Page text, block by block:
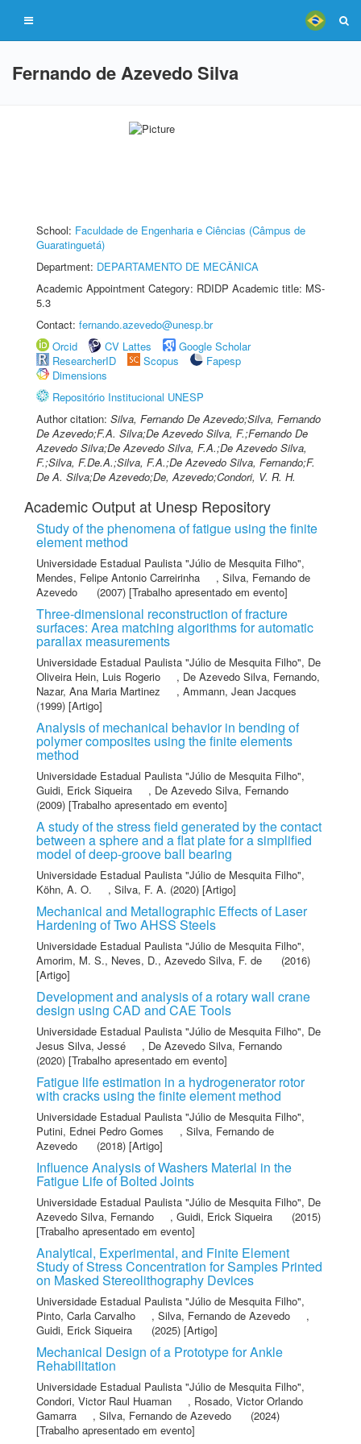
Fernando de Azevedo Silva
School: Faculdade de Engenharia e Ciências (Câmpus de
Guaratinguetá)
Department: DEPARTAMENTO DE MECÂNICA
Academic Appointment Category: RDIDP Academic title: MS-
5.3
Contact: fernando.azevedo@unesp.br
Orcid
CV Lattes
Google Scholar
ResearcherID
Scopus
Fapesp
Dimensions
Repositório Institucional UNESP
Author citation: Silva, Fernando De Azevedo;Silva, Fernando
De Azevedo;F.A. Silva;De Azevedo Silva, F.;Fernando De
Azevedo Silva;De Azevedo Silva, F.A.;De Azevedo Silva,
F.;Silva, F.De.A.;Silva, F.A.;De Azevedo Silva, Fernando;F.
De A. Silva;De Azevedo;De, Azevedo;Condori, V. R. H.
Academic Output at Unesp Repository
Study of the phenomena of fatigue using the finite
element method
Universidade Estadual Paulista "Júlio de Mesquita Filho",
Mendes, Felipe Antonio Carreirinha
, Silva, Fernando de
Azevedo
(2007) [Trabalho apresentado em evento]
Three-dimensional reconstruction of fracture
surfaces: Area matching algorithms for automatic
parallax measurements
Universidade Estadual Paulista "Júlio de Mesquita Filho", De
Oliveira Hein, Luis Rogerio
, De Azevedo Silva, Fernando,
Nazar, Ana Maria Martinez
, Ammann, Jean Jacques
(1999) [Artigo]
Analysis of mechanical behavior in bending of
polymer composites using the finite elements
method
Universidade Estadual Paulista "Júlio de Mesquita Filho",
Guidi, Erick Siqueira
, De Azevedo Silva, Fernando
(2009) [Trabalho apresentado em evento]
A study of the stress field generated by the contact
between a sphere and a flat plate for a simplified
model of deep-groove ball bearing
Universidade Estadual Paulista "Júlio de Mesquita Filho",
Köhn, A. O.
, Silva, F. A. (2020) [Artigo]
Mechanical and Metallographic Effects of Laser
Hardening of Two AHSS Steels
Universidade Estadual Paulista "Júlio de Mesquita Filho",
Amorim, M. S., Neves, D., Azevedo Silva, F. de
(2016)
[Artigo]
Development and analysis of a rotary wall crane
design using CAD and CAE Tools
Universidade Estadual Paulista "Júlio de Mesquita Filho", De
Jesus Silva, Jessé
, De Azevedo Silva, Fernando
(2020) [Trabalho apresentado em evento]
Fatigue life estimation in a hydrogenerator rotor
with cracks using the finite element method
Universidade Estadual Paulista "Júlio de Mesquita Filho",
Putini, Ednei Pedro Gomes
, Silva, Fernando de
Azevedo
(2018) [Artigo]
Influence Analysis of Washers Material in the
Fatigue Life of Bolted Joints
Universidade Estadual Paulista "Júlio de Mesquita Filho", De
Azevedo Silva, Fernando
, Guidi, Erick Siqueira
(2015)
[Trabalho apresentado em evento]
Analytical, Experimental, and Finite Element
Study of Stress Concentration for Samples Printed
on Masked Stereolithography Devices
Universidade Estadual Paulista "Júlio de Mesquita Filho",
Pinto, Carla Carvalho
, Silva, Fernando de Azevedo
,
Guidi, Erick Siqueira
(2025) [Artigo]
Mechanical Design of a Prototype for Ankle
Rehabilitation
Universidade Estadual Paulista "Júlio de Mesquita Filho",
Condori, Victor Raul Huaman
, Rosado, Victor Orlando
Gamarra
, Silva, Fernando de Azevedo
(2024)
[Trabalho apresentado em evento]